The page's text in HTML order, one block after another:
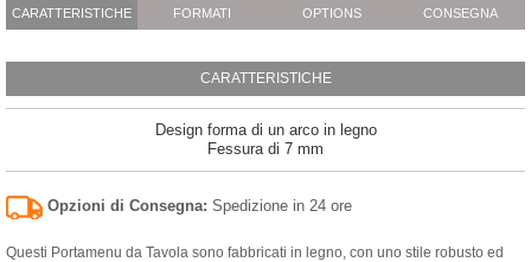
CARATTERISTICHE FORMATI OPTIONS CONSEGNA
CARATTERISTICHE
Design forma di un arco in legno
Fessura di 7 mm
Opzioni di Consegna: Spedizione in 24 ore
Questi Portamenu da Tavola sono fabbricati in legno, con uno stile robusto ed